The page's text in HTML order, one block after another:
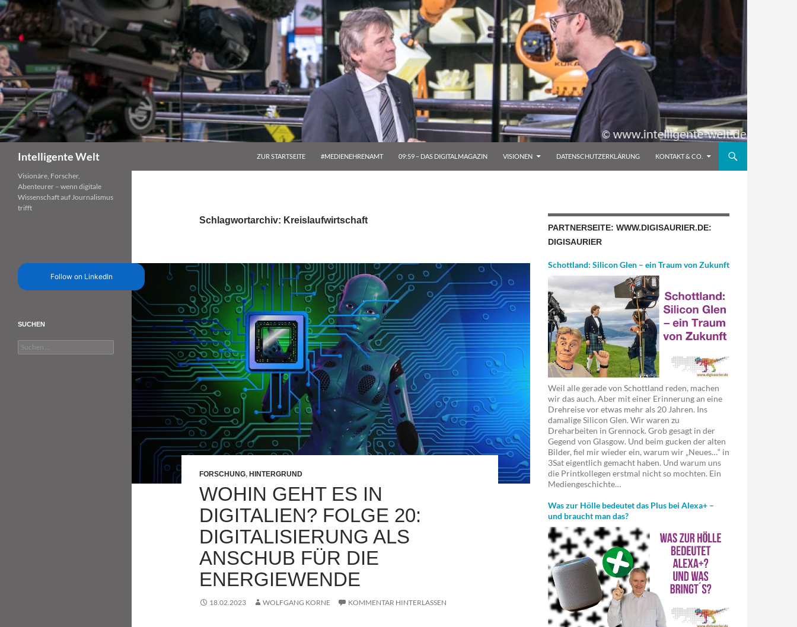
Zum
Inhalt
springen
Intelligente Welt ZUR STARTSEITE #MEDIENEHRENAMT 09:59 – DAS DIGITALMAGAZIN VISIONEN DATENSCHUTZERKLÄRUNG KONTAKT & CO.
Schlagwortarchiv: Kreislaufwirtschaft
FORSCHUNG, HINTERGRUND
WOHIN GEHT ES IN
DIGITALIEN? FOLGE 20:
DIGITALISIERUNG ALS
ANSCHUB FÜR DIE
ENERGIEWENDE
18.02.2023 WOLFGANG KORNE KOMMENTAR HINTERLASSEN
PARTNERSEITE: WWW.DIGISAURIER.DE:
DIGISAURIER
Schottland: Silicon Glen – ein Traum von Zukunft
Weil alle gerade von Schottland reden, machen
wir das auch. Aber mit einer Erinnerung an eine
Drehreise vor etwas mehr als 20 Jahren. Ins
damalige Silicon Glen. Wir waren zu
Dreharbeiten in Grennock. Grob gesagt in der
Gegend von Glasgow. Und beim gucken der alten
Bilder, fiel mir wieder ein, warum wir „Neues…“ in
3Sat eigentlich gemacht haben. Und warum uns
die Printkollegen erstmal nicht so mochten. Ein
Mediengeschichte…
Was zur Hölle bedeutet das Plus bei Alexa+ –
und braucht man das?
Visionäre, Forscher,
Abenteurer – wenn digitale
Wissenschaft auf Journalismus
trifft
Follow on LinkedIn
SUCHEN
Suchen
nach: